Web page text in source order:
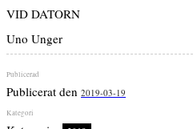
VID DATORN
Uno Unger
Publicerat den 2019-03-19